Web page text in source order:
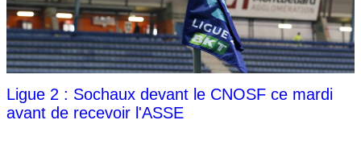
Ligue 2 : Sochaux devant le CNOSF ce mardi
avant de recevoir l'ASSE